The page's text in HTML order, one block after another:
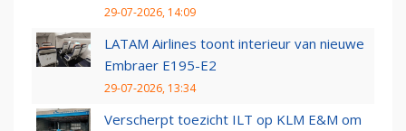
29-07-2026, 14:09
LATAM Airlines toont interieur van nieuwe
Embraer E195-E2
29-07-2026, 13:34
Verscherpt toezicht ILT op KLM E&M om